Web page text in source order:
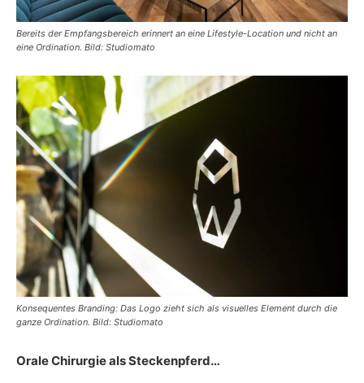
Bereits der Empfangsbereich erinnert an eine Lifestyle-Location und nicht an
eine Ordination. Bild: Studiomato
Konsequentes Branding: Das Logo zieht sich als visuelles Element durch die
ganze Ordination. Bild: Studiomato
Orale Chirurgie als Steckenpferd…